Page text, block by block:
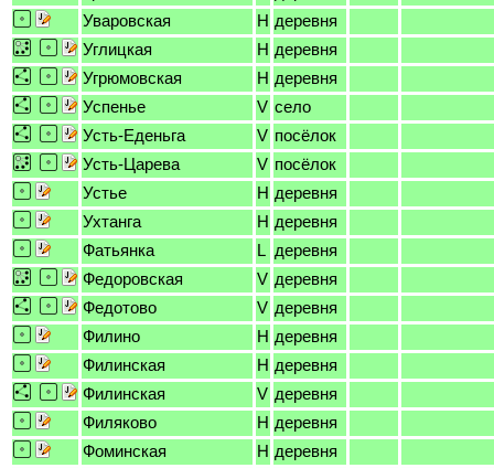
Уваровская
H деревня
Углицкая
H деревня
Угрюмовская
H деревня
Успенье
V село
Усть-Еденьга
V посёлок
Усть-Царева
V посёлок
Устье
H деревня
Ухтанга
H деревня
Фатьянка
L деревня
Федоровская
V деревня
Федотово
V деревня
Филино
H деревня
Филинская
H деревня
Филинская
V деревня
Филяково
H деревня
Фоминская
H деревня